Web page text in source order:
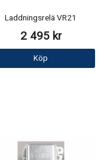
Laddningsrelä VR21
2 495 kr
Köp